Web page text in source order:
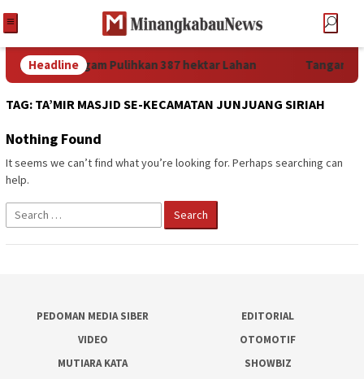
Headline
Pemkab Agam Pulihkan 387 hektar Lahan Tangani
TAG: TA’MIR MASJID SE-KECAMATAN JUNJUANG SIRIAH
Nothing Found
It seems we can’t find what you’re looking for. Perhaps searching can
help.
Search
for:
PEDOMAN MEDIA SIBER
EDITORIAL
VIDEO
OTOMOTIF
MUTIARA KATA
SHOWBIZ